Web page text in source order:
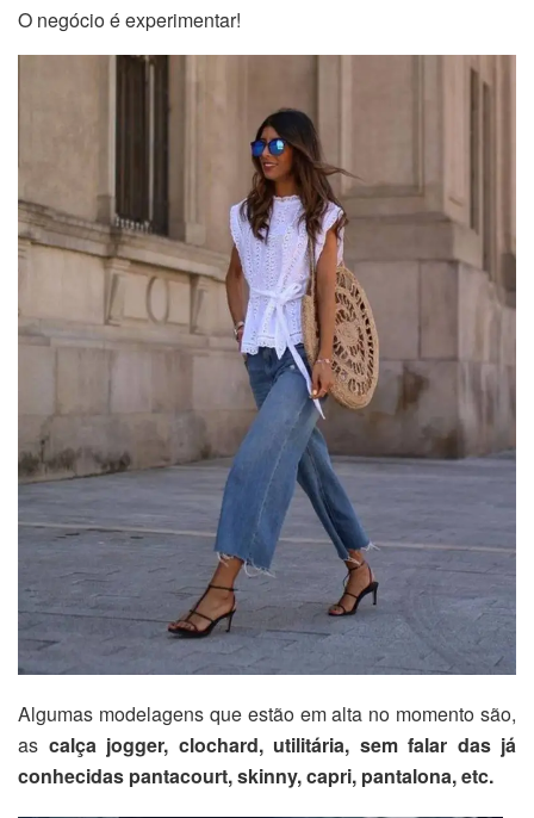
O negócio é experimentar!
Algumas modelagens que estão em alta no momento são,
as calça jogger, clochard, utilitária, sem falar das já
conhecidas pantacourt, skinny, capri, pantalona, etc.